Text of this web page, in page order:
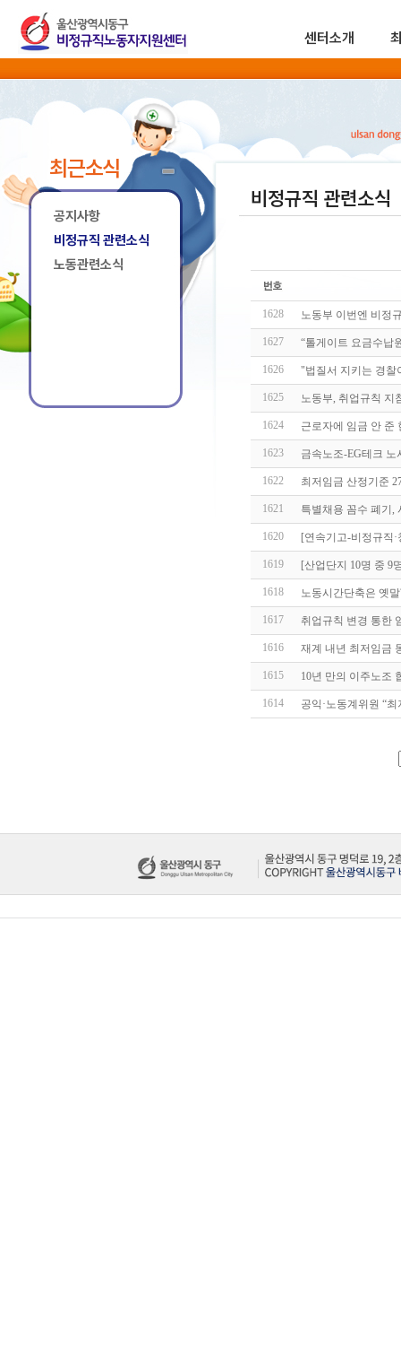
센터소개
최근소식
공지사항
비정규직 관련소식
노동관련소식
비정규직 관련소식
1628 노동부 이번엔 비정
1627 “톨게이트 요금수납
1626 "법질서 지키는 경
1625 노동부, 취업규칙 지
1624 근로자에 임금 안
1623 금속노조-EG테크
1622 최저임금 산정기준
1621 특별채용 꼼수 폐기
1620 [연속기고-비정규직
1619 [산업단지 10명 중 9
1618 노동시간단축은 옛
1617 취업규칙 변경 통한
1616 재계 내년 최저임금
1615 10년 만의 이주노조
1614 공익·노동계위원 “